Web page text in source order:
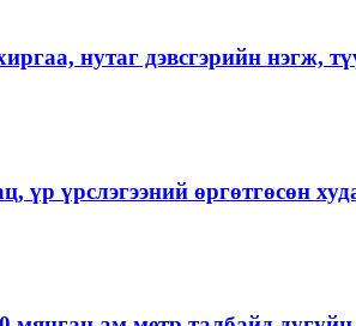
нутаг дэвсгэрийн нэгж,
үр үрслэгээний өргөтгөсөн